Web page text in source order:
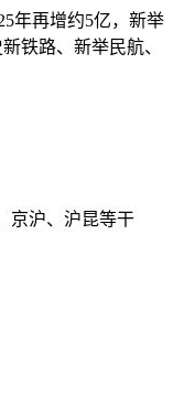
年再增约5亿，新举
铁路、新举民航、
京沪、沪昆等干